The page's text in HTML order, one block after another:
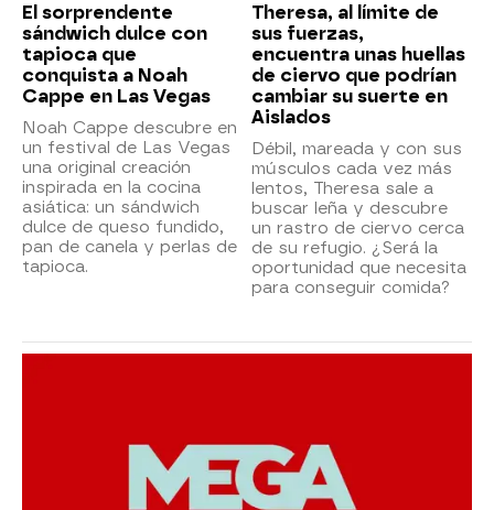
El sorprendente
sándwich dulce con
tapioca que
conquista a Noah
Cappe en Las Vegas
Noah Cappe descubre en
un festival de Las Vegas
una original creación
inspirada en la cocina
asiática: un sándwich
dulce de queso fundido,
pan de canela y perlas de
tapioca.
Theresa, al límite de
sus fuerzas,
encuentra unas huellas
de ciervo que podrían
cambiar su suerte en
Aislados
Débil, mareada y con sus
músculos cada vez más
lentos, Theresa sale a
buscar leña y descubre
un rastro de ciervo cerca
de su refugio. ¿Será la
oportunidad que necesita
para conseguir comida?